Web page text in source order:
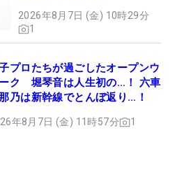
2026年8月7日 (金) 10時29分
1
プロたちが過ごしたオープンウ
ク 堀琴音は人生初の…！ 六車
乃は新幹線でとんぼ返り…！
年8月7日 (金) 11時57分 1